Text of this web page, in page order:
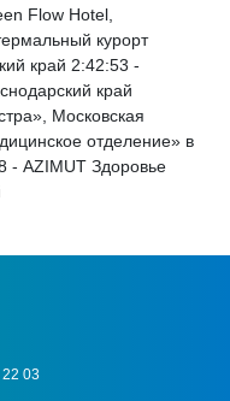
Flow Hotel,
курорт
край 2:42:53 -
край
Московская
отделение» в
- AZIMUT Здоровье
03